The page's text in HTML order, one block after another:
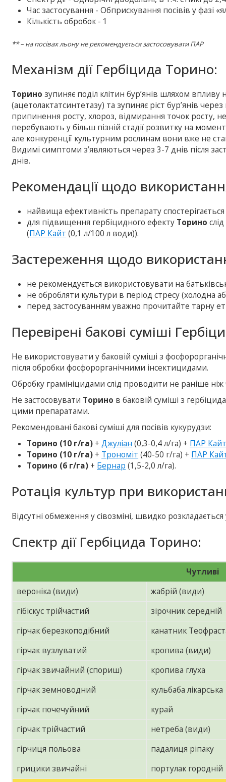
Час застосування - Обприскування посівів у фазі
Кількість обробок - 1
** – на посівах льону не рекомендується застосовувати ПАР
Механізм дії Гербіцида Торино:
Торино зупиняє поділ клітин бур’янів шляхом
(ацетолактатсинтетазу) та зупиняє ріст бур’янів
припинення росту, хлороз, відмирання точок росту,
перебувають у більш пізній стадії розвитку на
але конкуренції культурним рослинам вони вже не
Видимі симптоми з’являються через 3-7 днів після
днів.
Рекомендації щодо
найвища ефективність препарату
для підвищення гербіцидного ефекту Торино
(ПАР Кайт (0,1 л/100 л води)).
Застереження щодо
не рекомендується використовувати на
не обробляти культури в період стресу (холодна
перед застосуванням уважно прочитайте тарну
Перевірені бакові суміші
Не використовувати у баковій суміші з
після обробки фосфорорганічними інсектицидами.
Обробку грамініцидами слід проводити не раніше ніж
Не застосовувати Торино в баковій суміші з
цими препаратами.
Рекомендовані бакові суміші для посівів кукурудзи:
Торино (10 г/га) +Джуліан (0,3-0,4 л/га) + ПАР
Торино (10 г/га) + Трономіт (40-50 г/га) + ПАР
Торино (6 г/га) + Бернар (1,5-2,0 л/га).
Ротація культур при
Відсутні обмеження у сівозміні, швидко
Спектр дії Гербіцида Торино:
Чутливі
вероніка (види)
жабрій (види)
гібіскус трійчастий
зірочник середній
гірчак березкоподібний
канатник
гірчак вузлуватий
кропива (види)
гірчак звичайний (спориш)
кропива глуха
гірчак земноводний
кульбаба лікарська
гірчак почечуйний
курай
гірчак трійчастий
нетреба (види)
гірчиця польова
падалиця ріпаку
грицики звичайні
портулак городній